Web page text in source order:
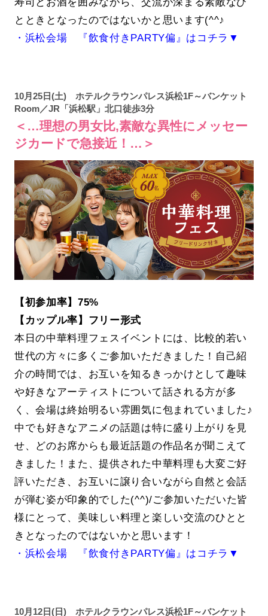
とときとなったのではないかと思います(^^♪
・浜松会場 『飲食付きPARTY偏』はコチラ▼
10月25日(土) ホテルクラウンパレス浜松1F～バンケット
Room／JR「浜松駅」北口徒歩3分
＜…理想の男女比,素敵な異性にメッセー
ジカードで急接近！…＞
【初参加率】75%
【カップル率】フリー形式
本日の中華料理フェスイベントには、比較的若い
世代の方々に多くご参加いただきました！自己紹
介の時間では、お互いを知るきっかけとして趣味
や好きなアーティストについて話される方が多
く、会場は終始明るい雰囲気に包まれていました♪
中でも好きなアニメの話題は特に盛り上がりを見
せ、どのお席からも最近話題の作品名が聞こえて
きました！また、提供された中華料理も大変ご好
評いただき、お互いに譲り合いながら自然と会話
が弾む姿が印象的でした(^^)/ご参加いただいた皆
様にとって、美味しい料理と楽しい交流のひとと
きとなったのではないかと思います！
・浜松会場 『飲食付きPARTY偏』はコチラ▼
10月12日(日) ホテルクラウンパレス浜松1F～バンケット